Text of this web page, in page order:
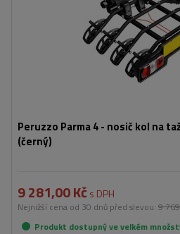
Peruzzo Parma 4 - nosič kol na
(černý)
možnost naklápění plošiny i s jízdními
9 281,00 Kč s DPH
Nejnižší cena od 30 dnů před slevou: 9
Produkt dostupný ve velkém